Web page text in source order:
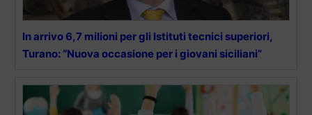
In arrivo 6,7 milioni per gli Istituti tecnici superiori,
Turano: “Nuova occasione per i giovani siciliani”